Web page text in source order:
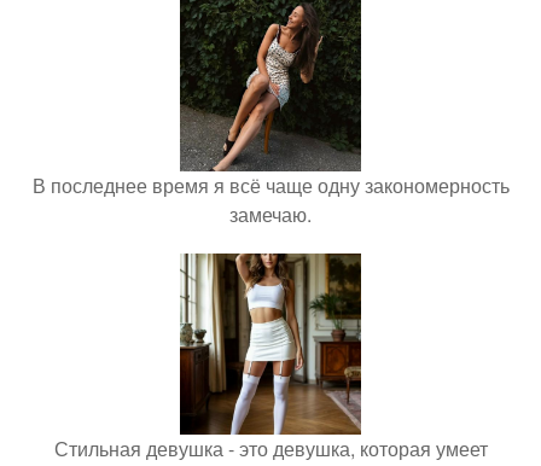
В последнее время я всё чаще одну закономерность
замечаю.
Стильная девушка - это девушка, которая умеет